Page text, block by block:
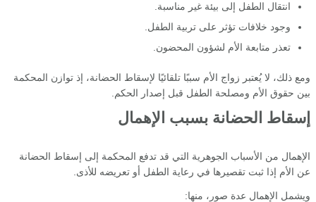
انتقال الطفل إلى بيئة غير مناسبة.
وجود خلافات تؤثر على تربية الطفل.
تعذر متابعة الأم لشؤون المحضون.
ومع ذلك، لا يُعتبر زواج الأم سببًا تلقائيًا لإسقاط الحضانة، إذ توازن المحكمة
بين حقوق الأم ومصلحة الطفل قبل إصدار الحكم.
إسقاط الحضانة بسبب الإهمال
الإهمال من الأسباب الجوهرية التي قد تدفع المحكمة إلى إسقاط الحضانة
عن الأم إذا ثبت تقصيرها في رعاية الطفل أو تعريضه للأذى.
ويشمل الإهمال عدة صور، منها: